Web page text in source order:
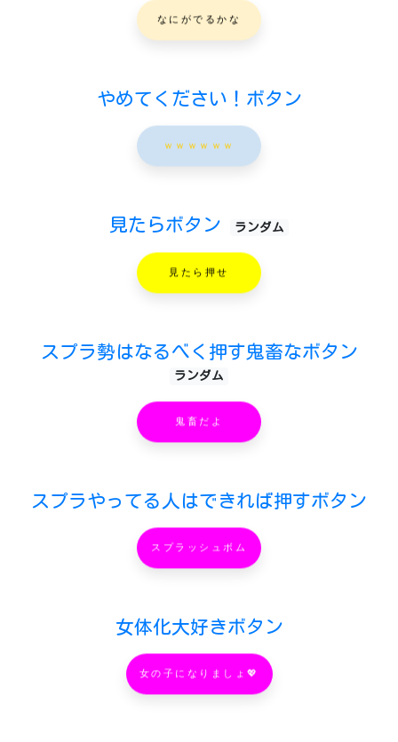
なにがでるかな
やめてください！ボタン
ｗｗｗｗｗｗ
見たらボタン ランダム
見たら押せ
スプラ勢はなるべく押す鬼畜なボタン
ランダム
鬼畜だよ
スプラやってる人はできれば押すボタン
スプラッシュボム
女体化大好きボタン
女の子になりましょ💖